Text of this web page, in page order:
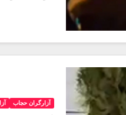
آزارگران حجاب